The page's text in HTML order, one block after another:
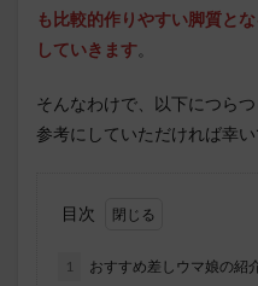
も比較的作りやすい脚質と
していきます。
そんなわけで、以下につら
参考にしていただければ幸い
目次
1 おすすめ差しウマ娘の紹